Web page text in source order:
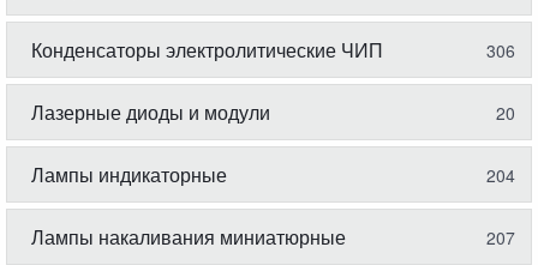
Конденсаторы электролитические ЧИП 306
Лазерные диоды и модули 20
Лампы индикаторные 204
Лампы накаливания миниатюрные 207